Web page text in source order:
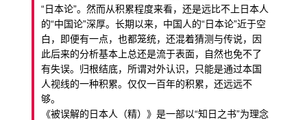
“日本论”。然而从积累程度来看，还是远比不上日本人
的“中国论”深厚。长期以来，中国人的“日本论”近于空
白，即便有一点，也都笼统，还混着猜测与传说，因
此后来的分析基本上总还是流于表面，自然也免不了
有失误。归根结底，所谓对外认识，只能是通过本国
人视线的一种积累。仅仅一百年的积累，还远远不
够。
《被误解的日本人（精）》是一部以“知日之书”为理念